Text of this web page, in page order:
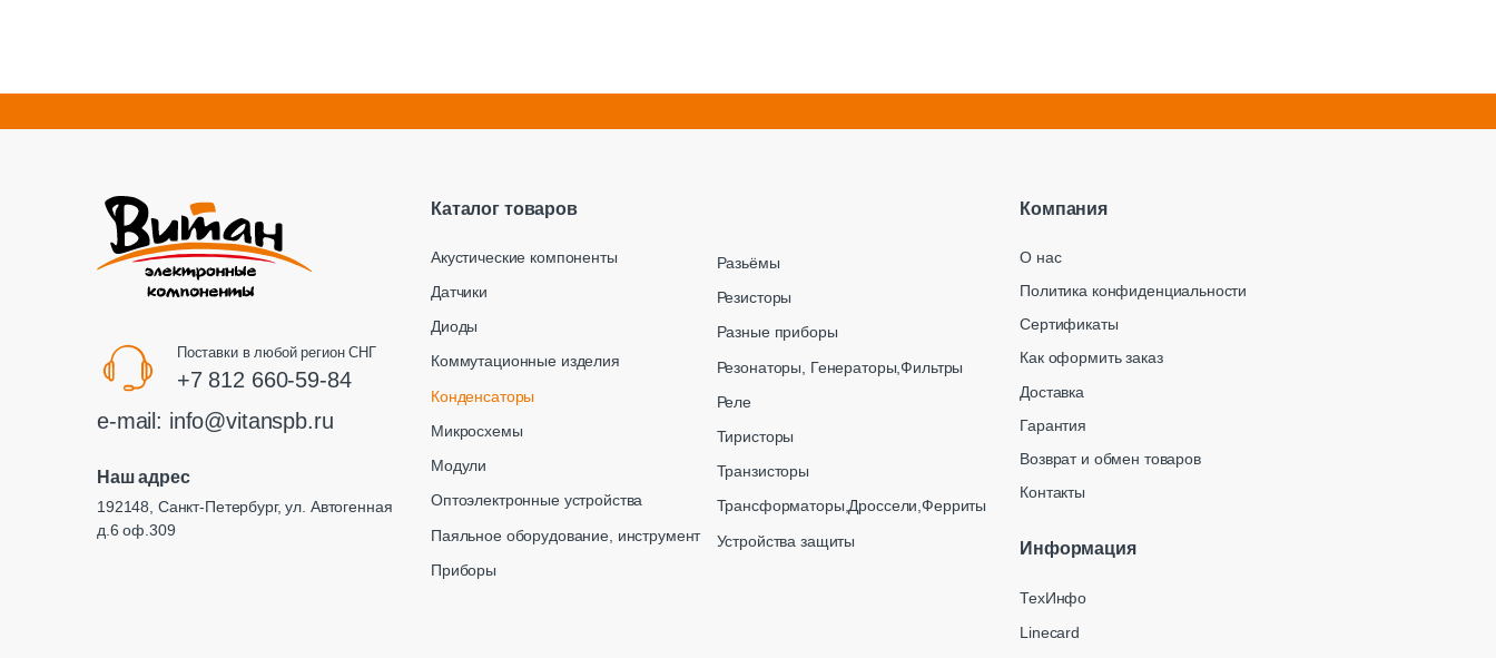
Поставки в любой регион СНГ
+7 812 660-59-84
e-mail: info@vitanspb.ru
Наш адрес
192148, Санкт-Петербург, ул. Автогенная
д.6 оф.309
Каталог товаров
Акустические компоненты
Датчики
Диоды
Коммутационные изделия
Конденсаторы
Микросхемы
Модули
Оптоэлектронные устройства
Паяльное оборудование, инструмент
Приборы
Разьёмы
Резисторы
Разные приборы
Резонаторы, Генераторы,Фильтры
Реле
Тиристоры
Транзисторы
Трансформаторы,Дроссели,Ферриты
Устройства защиты
Компания
О нас
Политика конфиденциальности
Сертификаты
Как оформить заказ
Доставка
Гарантия
Возврат и обмен товаров
Контакты
Информация
ТехИнфо
Linecard